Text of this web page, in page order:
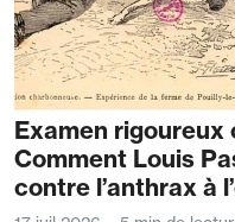
Examen rigoureux
Comment Louis
contre l’anthrax à